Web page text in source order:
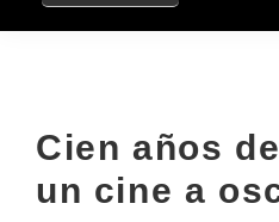
Cien años
un cine a